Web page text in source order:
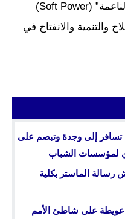
المتبادل؛ والاستثمار في “القوة الناعمة” (Soft Power)
والتنمية والانفتاح في
تسافر إلى وجدة وتبصم على
لمؤسسات الشباب
رسالة الماستر بكلية
عويطة على شاطئ الأمم